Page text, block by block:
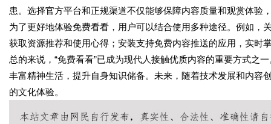
患。选择官方平台和正规渠道不仅能够保障内容质量和观赏体验
为了更好地体验免费看看，用户可以结合使用多种途径。例如
获取资源推荐和使用心得；安装支持免费内容推送的应用，实时
总的来说，“免费看看”已成为现代人接触优质内容的重要方式之
丰富精神生活，提升自身知识储备。未来，随着技术发展和内容
的文化体验。